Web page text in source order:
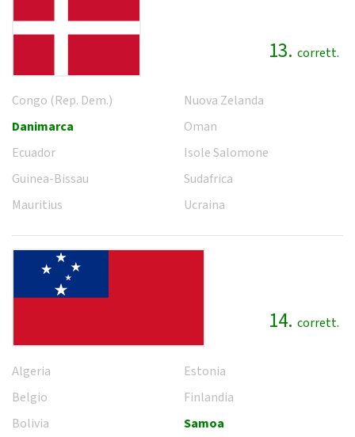
13. corrett.
Congo (Rep. Dem.)
Danimarca
Ecuador
Guinea-Bissau
Mauritius
Nuova Zelanda
Oman
Isole Salomone
Sudafrica
Ucraina
14. corrett.
Algeria
Belgio
Bolivia
Estonia
Finlandia
Samoa